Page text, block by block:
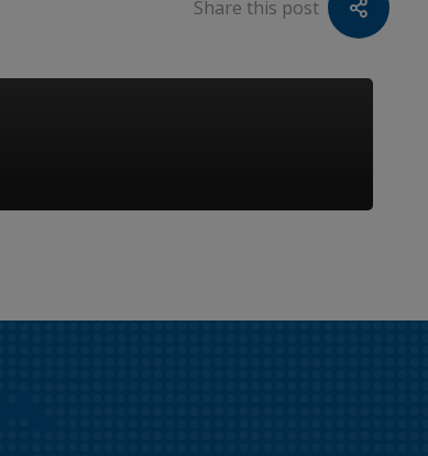
Share this post